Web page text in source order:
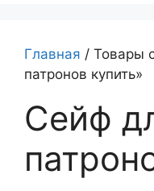
Главная / Товары
патронов купить»
Сейф